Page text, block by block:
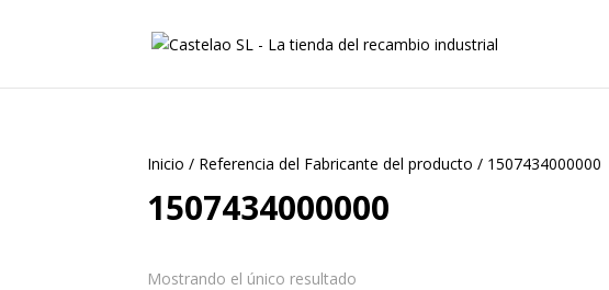
Inicio / Referencia del Fabricante del producto / 1507434000000
1507434000000
Mostrando el único resultado